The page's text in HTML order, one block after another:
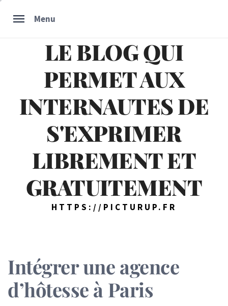
Menu
LE BLOG QUI
PERMET AUX
INTERNAUTES DE
S'EXPRIMER
LIBREMENT ET
GRATUITEMENT
HTTPS://PICTURUP.FR
Intégrer une agence
d’hôtesse à Paris